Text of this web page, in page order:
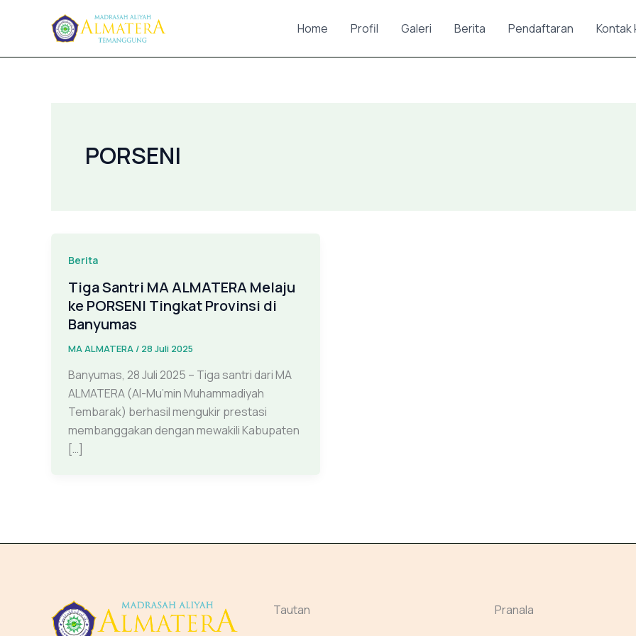
Home Profil Galeri Berita Pendaftaran Kontak
PORSENI
Berita
Tiga Santri MA ALMATERA Melaju
ke PORSENI Tingkat Provinsi di
Banyumas
MA ALMATERA / 28 Juli 2025
Banyumas, 28 Juli 2025 – Tiga santri dari MA
ALMATERA (Al-Mu’min Muhammadiyah
Tembarak) berhasil mengukir prestasi
membanggakan dengan mewakili Kabupaten
[…]
Tautan Pranala